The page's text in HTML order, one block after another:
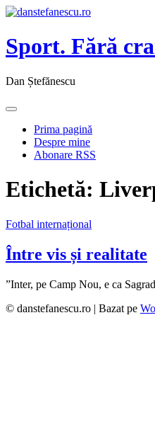
Sport. Fără
Dan Ștefănescu
Prima pagină
Despre mine
Abonare RSS
Etichetă:
Fotbal internațional
Între vis și realitate
”Inter, pe Camp Nou, e ca
© danstefanescu.ro | Bazat pe